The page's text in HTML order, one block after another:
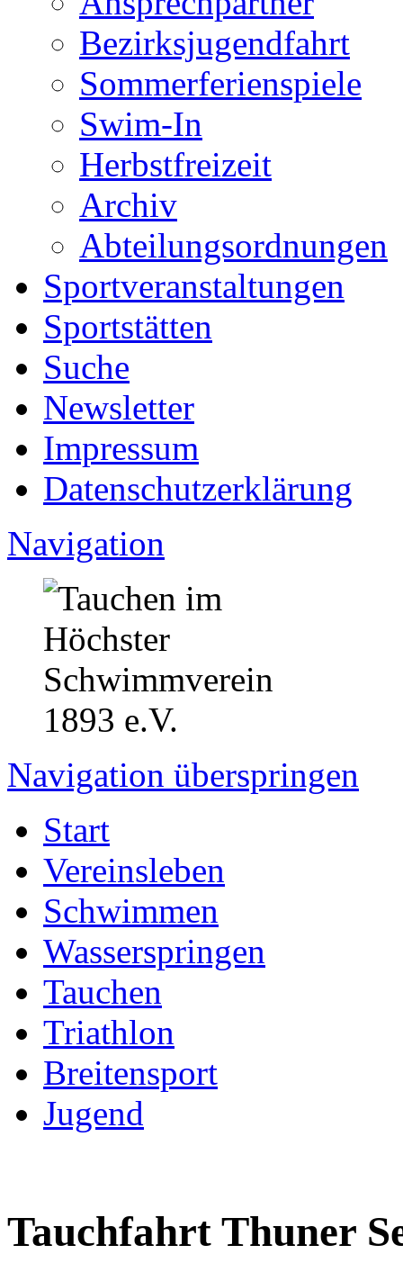
Bezirksjugendfahrt
Sommerferienspiele
Swim-In
Herbstfreizeit
Archiv
Abteilungsordnungen
Sportveranstaltungen
Sportstätten
Suche
Newsletter
Impressum
Datenschutzerklärung
Navigation
Navigation überspringen
Start
Vereinsleben
Schwimmen
Wasserspringen
Tauchen
Triathlon
Breitensport
Jugend
Tauchfahrt Thuner